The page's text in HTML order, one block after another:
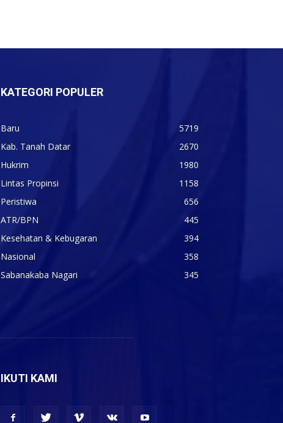
KATEGORI POPULER
Baru
5719
Kab. Tanah Datar
2670
Hukrim
1980
Lintas Propinsi
1158
Peristiwa
656
ATR/BPN
445
Kesehatan & Kebugaran
394
Nasional
358
Sabanakaba Nagari
345
IKUTI KAMI